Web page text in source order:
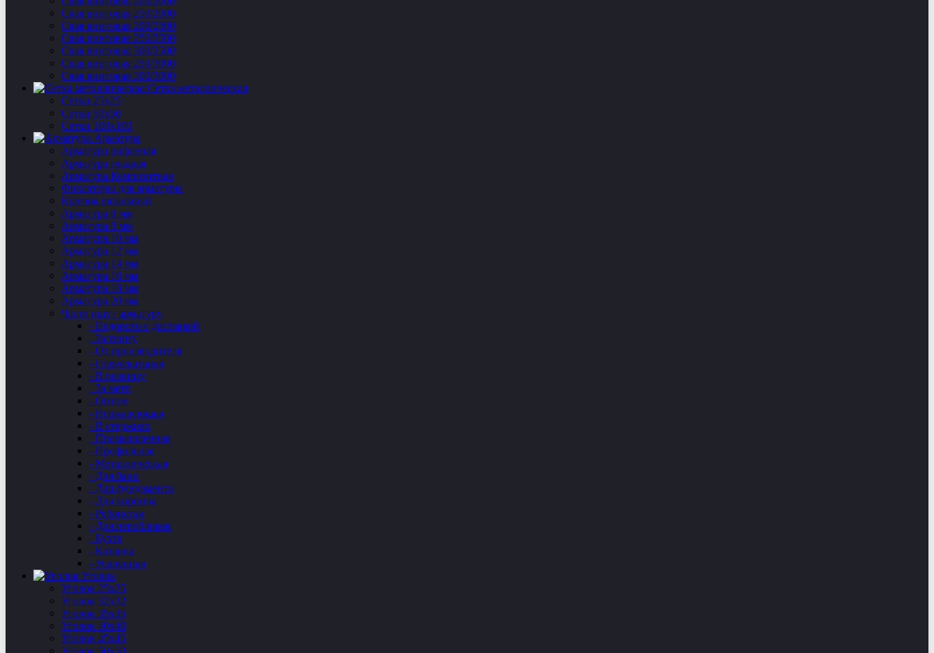
Свая винтовая 250/2000
Свая винтовая 200/2500
Свая винтовая 250/2500
Свая винтовая 300/2500
Свая винтовая 250/3000
Свая винтовая 300/3000
Сетка металлическая
Сетки 25х25
Сетки 50х50
Сетки 100х100
Арматура
Арматура рифленая
Арматура гладкая
Арматура Композитная
Фиксаторы для арматуры
Крючок вязальный
Арматура 6 мм
Арматура 8 мм
Арматура 10 мм
Арматура 12 мм
Арматура 14 мм
Арматура 16 мм
Арматура 18 мм
Арматура 20 мм
Часто ищут арматуру
- Недорого с доставкой
- За тонну
- От производителя
- Горячекатаная
- В розницу
- За метр
- Оптом
- Нержавеющая
- В стержнях
- Промышленная
- Профильная
- Металлическая
- Для бани
- Для фундамента
- Для кирпича
- Ребристая
- Для пероблоков
- Бухта
- Катанка
- Усиленная
Уголок
Уголок 25х25
Уголок 32х32
Уголок 35х35
Уголок 40х40
Уголок 45х45
Уголок 50х50